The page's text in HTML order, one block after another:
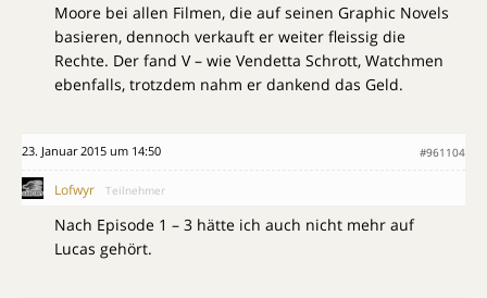
Moore bei allen Filmen, die auf seinen Graphic Novels
basieren, dennoch verkauft er weiter fleissig die
Rechte. Der fand V – wie Vendetta Schrott, Watchmen
ebenfalls, trotzdem nahm er dankend das Geld.
23. Januar 2015 um 14:50 #961104
Lofwyr Teilnehmer
Nach Episode 1 – 3 hätte ich auch nicht mehr auf
Lucas gehört.